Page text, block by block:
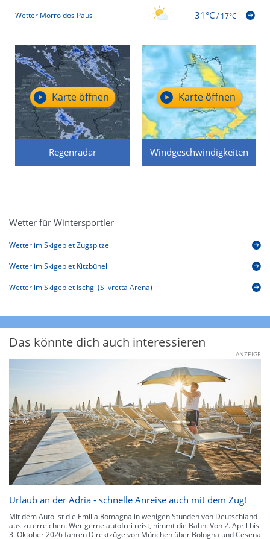
Wetter Morro dos Paus 31°C/17°C
Regenradar
Karte öffnen
Windgeschwindigkeiten
Karte öffnen
Wetter für Wintersportler
Wetter im Skigebiet Zugspitze
Wetter im Skigebiet Kitzbühel
Wetter im Skigebiet Ischgl (Silvretta Arena)
Das könnte dich auch interessieren
ANZEIGE
Urlaub an der Adria - schnelle Anreise auch mit dem Zug!
Mit dem Auto ist die Emilia Romagna in wenigen Stunden von Deutschland
aus zu erreichen. Wer gerne autofrei reist, nimmt die Bahn: Von 2. April bis
3. Oktober 2026 fahren Direktzüge von München über Bologna und Cesena